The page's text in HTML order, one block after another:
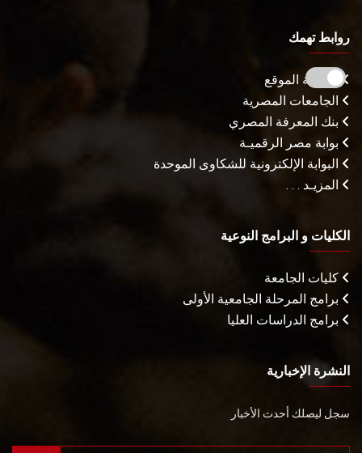
روابط تهمك
خريطة الموقع
الجامعات المصرية
بنك المعرفة المصري
بوابة مصر الرقميـة
البوابة الإلكترونية للشكاوى الموحدة
المزيـد . . .
الكليات و البرامج النوعية
كليات الجامعة
برامج المرحلة الجامعية الأولى
برامج الدراسات العليا
النشرة الإخبارية
سجل ليصلك أحدث الأخبار